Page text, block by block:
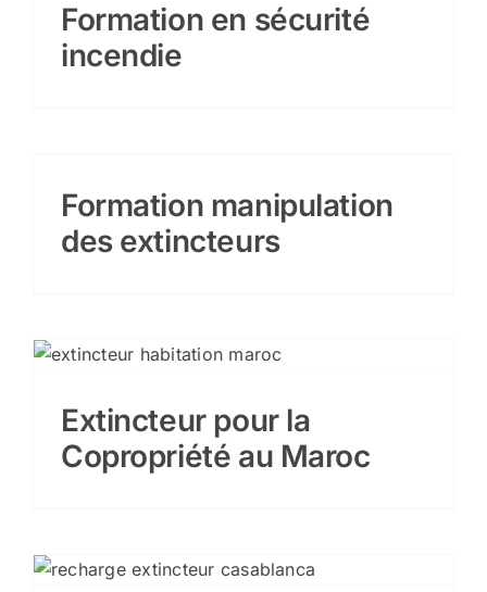
Formation en sécurité
incendie
Formation manipulation
des extincteurs
Extincteur pour la
Copropriété au Maroc